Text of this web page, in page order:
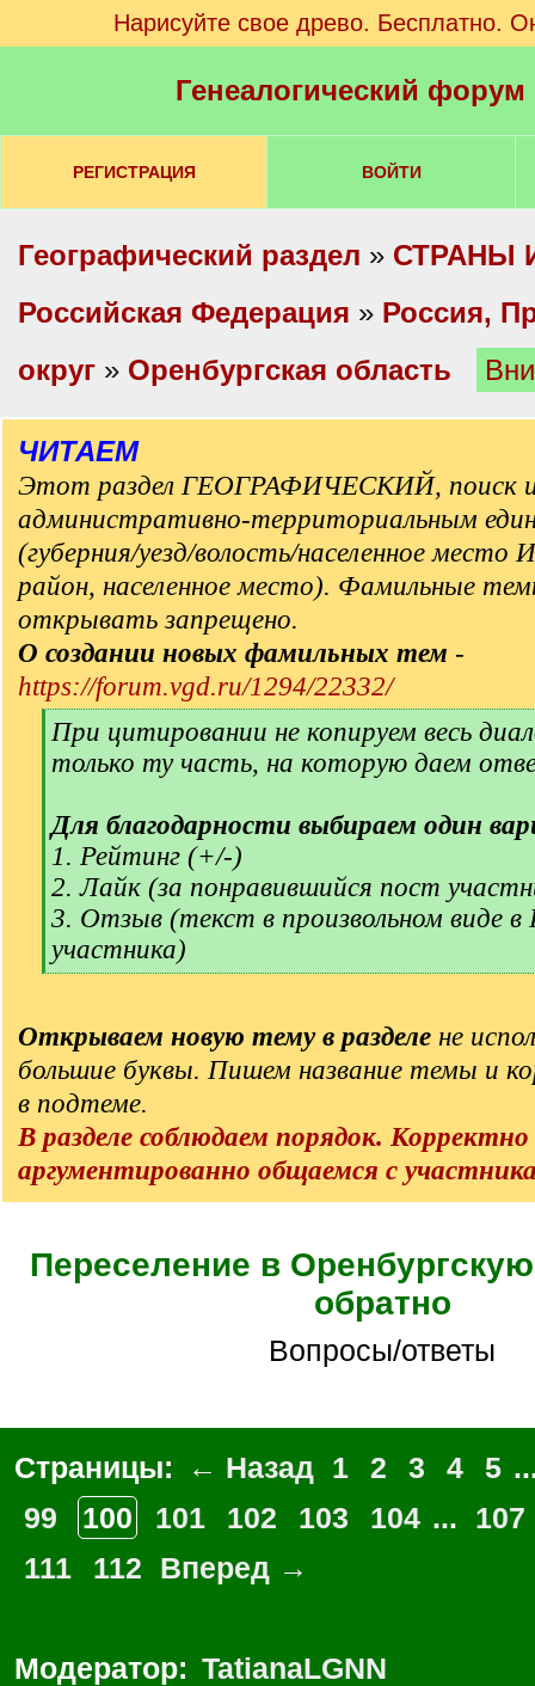
Нарисуйте свое древо. Бесплатно.
Генеалогический
РЕГИСТРАЦИЯ ВОЙТИ
Географический раздел » СТРАНЫ
Российская Федерация » Россия,
округ » Оренбургская область
ЧИТАЕМ
Этот раздел ГЕОГРАФИЧЕСКИЙ, поиск
административно-территориальным
(губерния/уезд/волость/населенное
район, населенное место). Фамильные
открывать запрещено.
О создании новых фамильных тем -
https://forum.vgd.ru/1294/22332/
[
q
]
При цитировании не копируем весь
только ту часть, на которую даем
Для благодарности выбираем один
1. Рейтинг (+/-)
2. Лайк (за понравившийся пост
3. Отзыв (текст в произвольном виде
участника)
[
]
Открываем новую тему в разделе не
большие буквы. Пишем название темы и
в подтеме.
В разделе соблюдаем порядок.
аргументированно общаемся с
Переселение в
обратно
Вопросы/ответы
Страницы: ← Назад 1 2 3 4 5
99
100 101 102 103 104 ...
107
111
112 Вперед →
Модератор: TatianaLGNN